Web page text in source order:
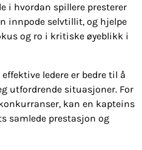
i hvordan spillere presterer
innpode selvtillit, og hjelpe
og ro i kritiske øyeblikk i
ledere er bedre til å
utfordrende situasjoner. For
kan en kapteins
samlede prestasjon og